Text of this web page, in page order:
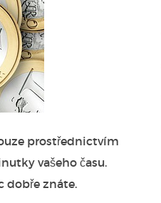
prostřednictvím
vašeho času.
dobře znáte.